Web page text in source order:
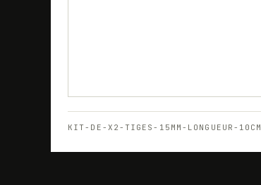
KIT-DE-X2-TIGES-15MM-LONGUEUR-10CM